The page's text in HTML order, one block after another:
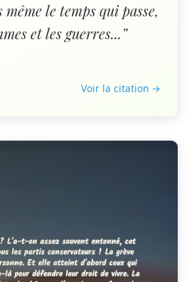
le temps qui passe,
et les guerres...”
Voir la citation →